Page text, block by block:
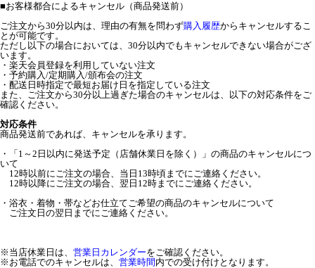
■お客様都合によるキャンセル（商品発送前）
ご注文から30分以内は、理由の有無を問わず購入履歴からキャンセルするこ
とが可能です。
ただし以下の場合においては、30分以内でもキャンセルできない場合がござ
います。
・楽天会員登録を利用していない注文
・予約購入/定期購入/頒布会の注文
・配送日時指定で最短お届け日を指定している注文
また、ご注文から30分以上過ぎた場合のキャンセルは、以下の対応条件をご
確認ください。
対応条件
商品発送前であれば、キャンセルを承ります。
・「1～2日以内に発送予定（店舗休業日を除く）」の商品のキャンセルにつ
いて
12時以前にご注文の場合、当日13時頃までにご連絡ください。
12時以降にご注文の場合、翌日12時までにご連絡ください。
・浴衣・着物・帯などお仕立てご希望の商品のキャンセルについて
ご注文日の翌日までにご連絡ください。
※当店休業日は、 営業日カレンダーをご確認ください。
※お電話でのキャンセルは、 営業時間 内での受け付けとなります。